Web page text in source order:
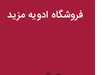
فروشگاه ادویه مزید